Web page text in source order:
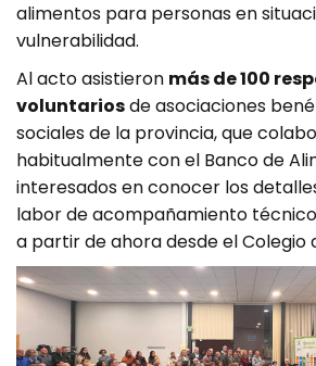
alimentos para personas en
vulnerabilidad.
Al acto asistieron más de 100
voluntariosde asociaciones
sociales de la provincia, que
habitualmente con el Banco de
interesados en conocer los
labor de acompañamiento
a partir de ahora desde el Colegio